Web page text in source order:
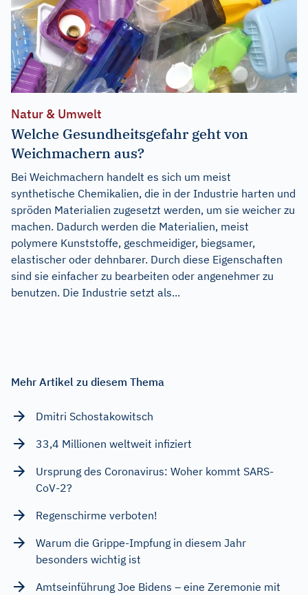
Natur & Umwelt
Welche Gesundheitsgefahr geht von
Weichmachern aus?
Bei Weichmachern handelt es sich um meist
synthetische Chemikalien, die in der Industrie harten und
spröden Materialien zugesetzt werden, um sie weicher zu
machen. Dadurch werden die Materialien, meist
polymere Kunststoffe, geschmeidiger, biegsamer,
elastischer oder dehnbarer. Durch diese Eigenschaften
sind sie einfacher zu bearbeiten oder angenehmer zu
benutzen. Die Industrie setzt als...
Mehr Artikel zu diesem Thema
Dmitri Schostakowitsch
33,4 Millionen weltweit infiziert
Ursprung des Coronavirus: Woher kommt SARS-
CoV-2?
Regenschirme verboten!
Warum die Grippe-Impfung in diesem Jahr
besonders wichtig ist
Amtseinführung Joe Bidens – eine Zeremonie mit